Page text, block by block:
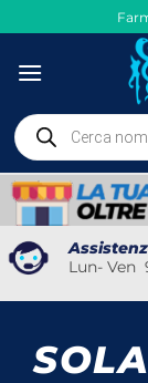
ai
contenuti
Ricerca
prodotti
Lun- Ven